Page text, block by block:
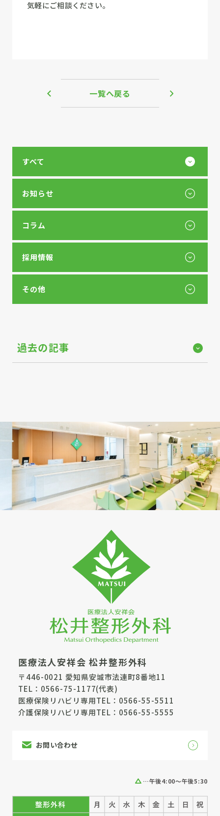
気軽にご相談ください。
一覧へ戻る
すべて
お知らせ
コラム
採用情報
その他
過去の記事
医療法人安祥会 松井整形外科
〒446-0021 愛知県安城市法連町8番地11
TEL： 0566-75-1177(代表)
医療保険リハビリ専用TEL： 0566-55-5511
介護保険リハビリ専用TEL： 0566-55-5555
お問い合わせ
…午後4:00～午後5:30